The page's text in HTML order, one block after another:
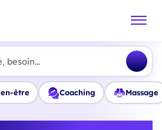
besoin...
être Coaching Massage